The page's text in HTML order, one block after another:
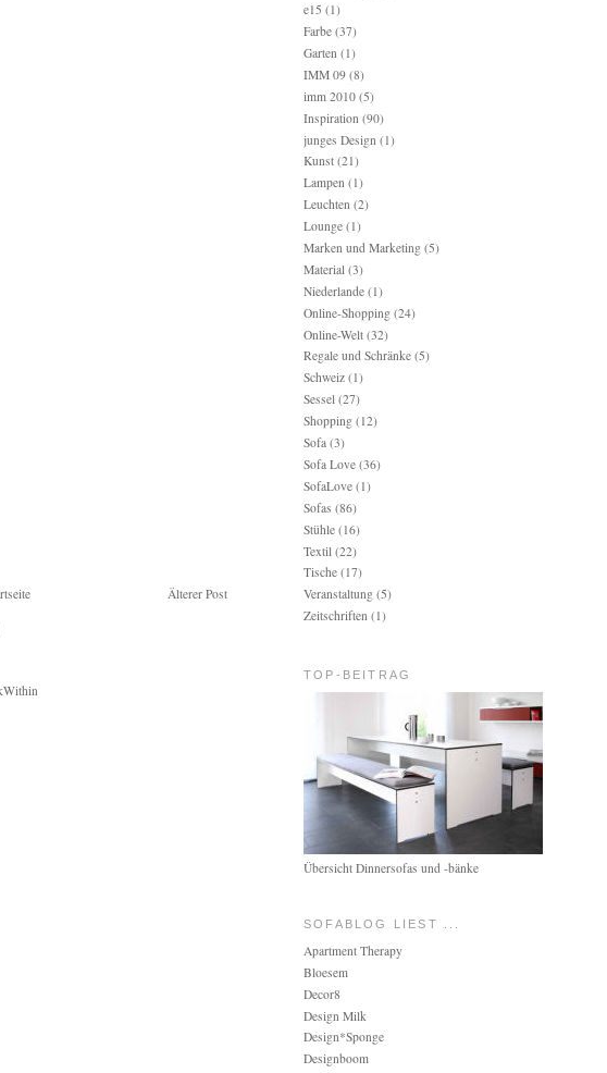
Älterer Post
e15 (1)
Farbe (37)
Garten (1)
IMM 09 (8)
imm 2010 (5)
Inspiration (90)
junges Design (1)
Kunst (21)
Lampen (1)
Leuchten (2)
Lounge (1)
Marken und Marketing (5)
Material (3)
Niederlande (1)
Online-Shopping (24)
Online-Welt (32)
Regale und Schränke (5)
Schweiz (1)
Sessel (27)
Shopping (12)
Sofa (3)
Sofa Love (36)
SofaLove (1)
Sofas (86)
Stühle (16)
Textil (22)
Tische (17)
Veranstaltung (5)
Zeitschriften (1)
TOP-BEITRAG
Übersicht Dinnersofas und -bänke
SOFABLOG LIEST ...
Apartment Therapy
Bloesem
Decor8
Design Milk
Design*Sponge
Designboom